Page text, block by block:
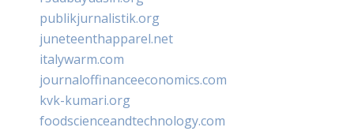
publikjurnalistik.org
juneteenthapparel.net
italywarm.com
journaloffinanceeconomics.com
kvk-kumari.org
foodscienceandtechnology.com